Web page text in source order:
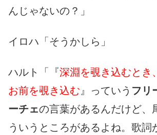
んじゃないの？」
イロハ「そうかしら」
ハルト「『深淵を覗き込むとき
お前を覗き込む 』っていう フリ
ーチェの言葉があるんだけど、
ういうところがあるよね。歌詞